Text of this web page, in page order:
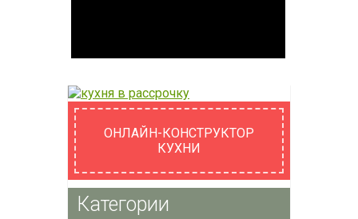
ОНЛАЙН-КОНСТРУКТОР
КУХНИ
Категории